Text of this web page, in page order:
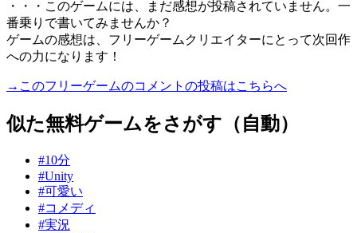
・・・このゲームには、まだ感想が投稿されていません。一
番乗りで書いてみませんか？
ゲームの感想は、フリーゲームクリエイターにとって次回作
への力になります！
→このフリーゲームのコメントの投稿はこちらへ
似た無料ゲームをさがす（自動）
#10分
#Unity
#可愛い
#コメディ
#実況